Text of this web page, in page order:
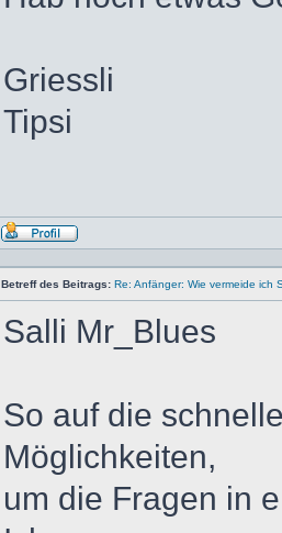
Griessli
Tipsi
Profil
Betreff des Beitrags: Re: Anfänger: Wie vermeide ich
Salli Mr_Blues
So auf die
Möglichkeiten,
um die Fragen in